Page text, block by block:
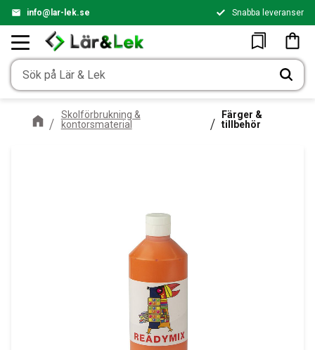
info@lar-lek.se Snabba leveranser
Favoriter
Skolförbrukning &
kontorsmaterial
Färger &
tillbehör